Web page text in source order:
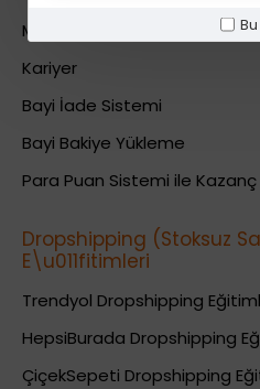
Mesafeli Satış Sözleşmesi
Kariyer
Bayi İade Sistemi
Bayi Bakiye Yükleme
Para Puan Sistemi ile Kazanç
Dropshipping (Stoksuz
E\u011fitimleri
Trendyol Dropshipping
HepsiBurada Dropshipping
ÇiçekSepeti Dropshipping